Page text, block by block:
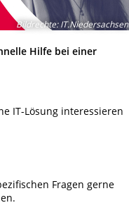
Bildrechte:IT.Niedersachsen
Hilfe bei einer
IT-Lösung interessieren
Fragen gerne